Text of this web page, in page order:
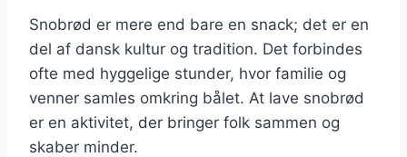
Snobrød er mere end bare en snack; det er en
del af dansk kultur og tradition. Det forbindes
ofte med hyggelige stunder, hvor familie og
venner samles omkring bålet. At lave snobrød
er en aktivitet, der bringer folk sammen og
skaber minder.